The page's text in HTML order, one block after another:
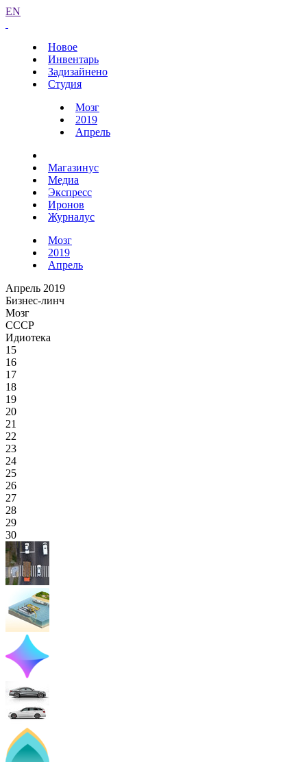
EN
Новое
Инвентарь
Задизайнено
Студия
Мозг
2019
Апрель
Магазинус
Медиа
Экспресс
Иронов
Журналус
Мозг
2019
Апрель
Апрель 2019
Бизнес-линч
Мозг
СССР
Идиотека
15
16
17
18
19
20
21
22
23
24
25
26
27
28
29
30